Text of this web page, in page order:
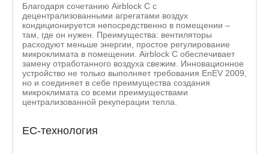
Благодаря сочетанию Airblock C с
децентрализованными агрегатами воздух
кондиционируется непосредственно в помещении –
там, где он нужен. Преимущества: вентиляторы
расходуют меньше энергии, простое регулирование
микроклимата в помещении. Airblock C обеспечивает
замену отработанного воздуха свежим. Инновационное
устройство не только выполняет требования EnEV 2009,
но и соединяет в себе преимущества создания
микроклимата со всеми преимуществами
централизованной рекуперации тепла.
EC-технология